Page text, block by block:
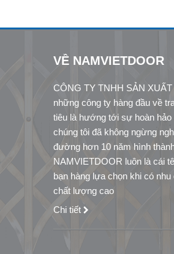
VỀ NAMVIETDOOR
CÔNG TY TNHH SẢN
những công ty hàng đầu về
tiêu là hướng tới sự hoàn
chúng tôi đã không ngừng
đường hơn 10 năm hình
NAMVIETDOOR luôn là cái
bạn hàng lựa chọn khi có
chất lượng cao
Chi tiết